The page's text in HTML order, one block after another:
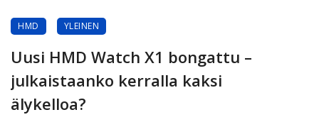
HMD YLEINEN
Uusi HMD Watch X1 bongattu –
julkaistaanko kerralla kaksi
älykelloa?